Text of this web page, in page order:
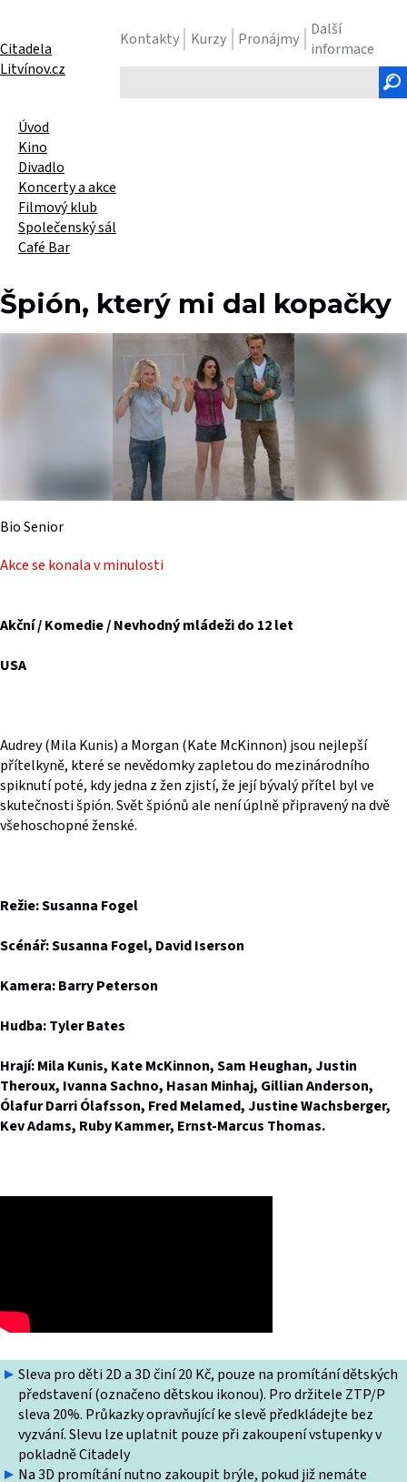
Kontakty Kurzy Pronájmy
Další
informace
text
Citadela
Litvínov.cz
Úvod
Kino
Divadlo
Koncerty a akce
Filmový klub
Společenský sál
Café Bar
Sleva pro děti 2D a 3D činí 20 Kč, pouze na promítání dětských
představení (označeno dětskou ikonou). Pro držitele ZTP/P
sleva 20%. Průkazky opravňující ke slevě předkládejte bez
vyzvání. Slevu lze uplatnit pouze při zakoupení vstupenky v
pokladně Citadely
Na 3D promítání nutno zakoupit brýle, pokud již nemáte
Špión, který mi dal kopačky
Bio Senior
Akce se konala v minulosti
Akční / Komedie / Nevhodný mládeži do 12 let
USA
Audrey (Mila Kunis) a Morgan (Kate McKinnon) jsou nejlepší
přítelkyně, které se nevědomky zapletou do mezinárodního
spiknutí poté, kdy jedna z žen zjistí, že její bývalý přítel byl ve
skutečnosti špión. Svět špiónů ale není úplně připravený na dvě
všehoschopné ženské.
Režie: Susanna Fogel
Scénář: Susanna Fogel, David Iserson
Kamera: Barry Peterson
Hudba: Tyler Bates
Hrají: Mila Kunis, Kate McKinnon, Sam Heughan, Justin
Theroux, Ivanna Sachno, Hasan Minhaj, Gillian Anderson,
Ólafur Darri Ólafsson, Fred Melamed, Justine Wachsberger,
Kev Adams, Ruby Kammer, Ernst-Marcus Thomas.